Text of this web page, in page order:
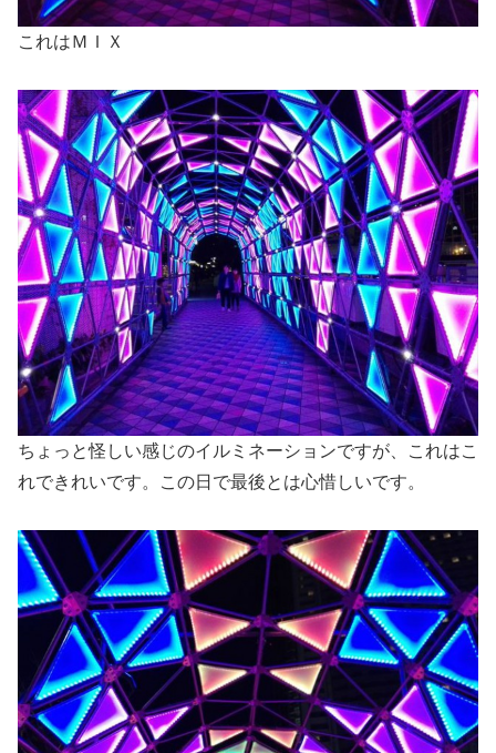
これはＭＩＸ
ちょっと怪しい感じのイルミネーションですが、これはこ
れできれいです。この日で最後とは心惜しいです。